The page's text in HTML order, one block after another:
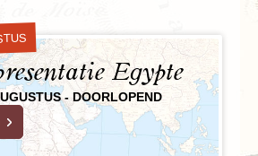
Egypte
- DOORLOPEND